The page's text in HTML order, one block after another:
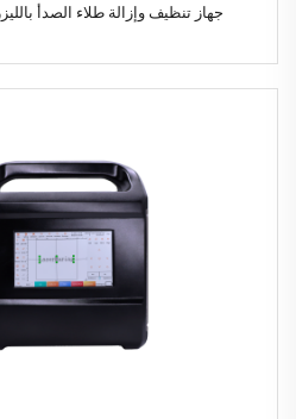
جهاز تنظيف وإزالة طلاء الصدأ بالليزر